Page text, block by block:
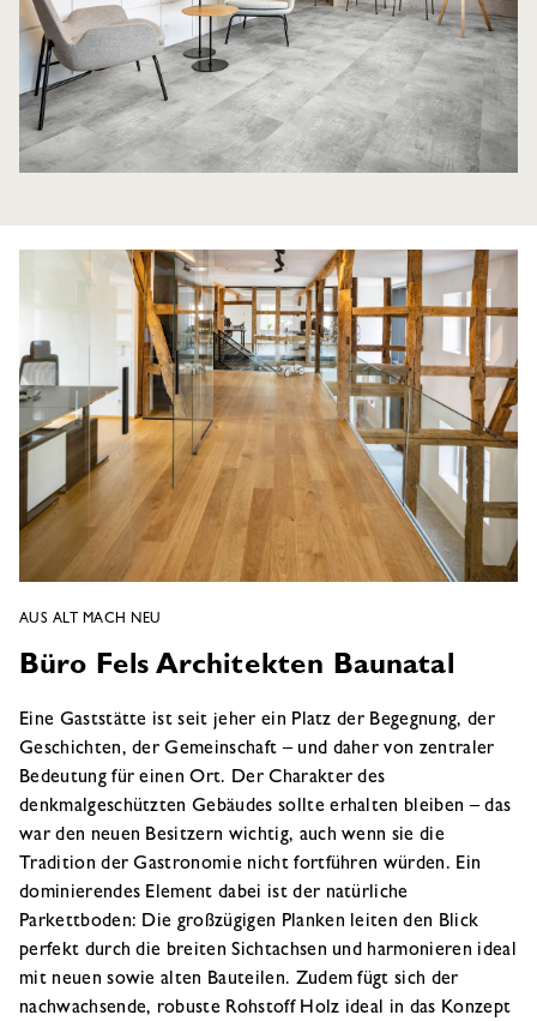
AUS ALT MACH NEU
Büro Fels Architekten Baunatal
Eine Gaststätte ist seit jeher ein Platz der Begegnung, der
Geschichten, der Gemeinschaft – und daher von zentraler
Bedeutung für einen Ort. Der Charakter des
denkmalgeschützten Gebäudes sollte erhalten bleiben – das
war den neuen Besitzern wichtig, auch wenn sie die
Tradition der Gastronomie nicht fortführen würden. Ein
dominierendes Element dabei ist der natürliche
Parkettboden: Die großzügigen Planken leiten den Blick
perfekt durch die breiten Sichtachsen und harmonieren ideal
mit neuen sowie alten Bauteilen. Zudem fügt sich der
nachwachsende, robuste Rohstoff Holz ideal in das Konzept